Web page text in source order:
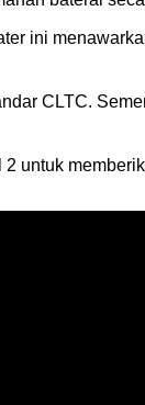
ini
CLTC.
untuk